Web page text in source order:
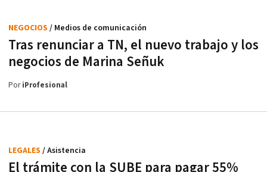
Tras renunciar a TN, el nuevo trabajo y los
negocios de Marina Señuk
NEGOCIOS / Medios de comunicación
PoriProfesional
El trámite con la SUBE para pagar 55%
LEGALES / Asistencia